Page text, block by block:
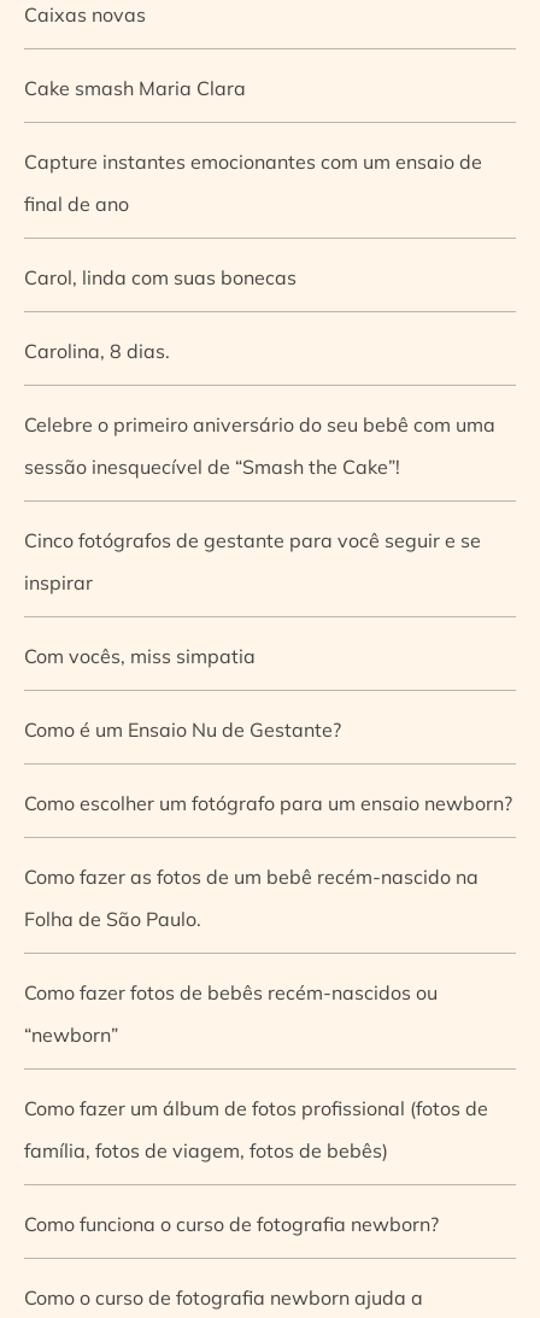
Caixas novas
Cake smash Maria Clara
Capture instantes emocionantes com um ensaio de
final de ano
Carol, linda com suas bonecas
Carolina, 8 dias.
Celebre o primeiro aniversário do seu bebê com uma
sessão inesquecível de “Smash the Cake”!
Cinco fotógrafos de gestante para você seguir e se
inspirar
Com vocês, miss simpatia
Como é um Ensaio Nu de Gestante?
Como escolher um fotógrafo para um ensaio newborn?
Como fazer as fotos de um bebê recém-nascido na
Folha de São Paulo.
Como fazer fotos de bebês recém-nascidos ou
“newborn”
Como fazer um álbum de fotos profissional (fotos de
família, fotos de viagem, fotos de bebês)
Como funciona o curso de fotografia newborn?
Como o curso de fotografia newborn ajuda a